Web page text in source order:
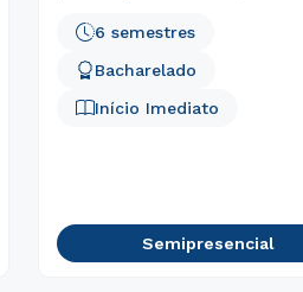
6 semestres
Bacharelado
Início Imediato
Semipresencial